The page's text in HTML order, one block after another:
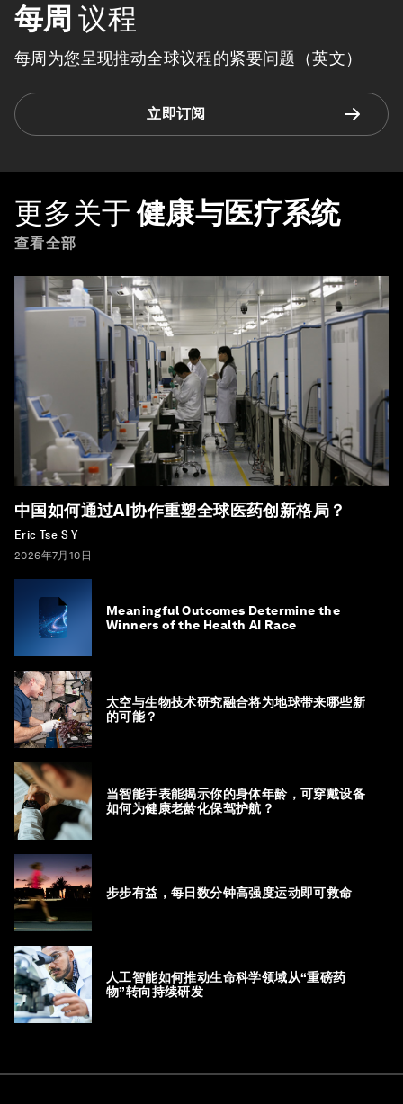
每周 议程
每周为您呈现推动全球议程的紧要问题（英文）
立即订阅
更多关于 健康与医疗系统
查看全部
中国如何通过AI协作重塑全球医药创新格局？
Eric Tse S Y
2026年7月10日
Meaningful Outcomes Determine the
Winners of the Health AI Race
太空与生物技术研究融合将为地球带来哪些新
的可能？
当智能手表能揭示你的身体年龄，可穿戴设备
如何为健康老龄化保驾护航？
步步有益，每日数分钟高强度运动即可救命
人工智能如何推动生命科学领域从“重磅药
物”转向持续研发